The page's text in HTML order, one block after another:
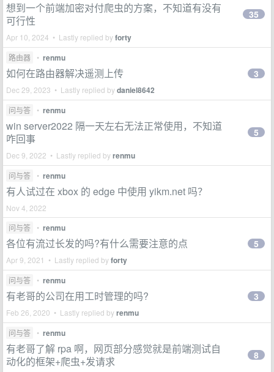
想到一个前端加密对付爬虫的方案，不知道有没有
可行性
Apr 10, 2024 • Lastly replied byforty
35
路由器 • renmu
如何在路由器解决遥测上传
Dec 29, 2023 • Lastly replied bydaniel8642
3
问与答 • renmu
win server2022 隔一天左右无法正常使用，不知道
咋回事
Dec 9, 2022 • Lastly replied byrenmu
5
问与答 • renmu
有人试过在 xbox 的 edge 中使用 yikm.net 吗？
Nov 4, 2022
问与答
• renmu
各位有流过长发的吗?有什么需要注意的点
Apr 9, 2021 • Lastly replied byforty
5
问与答 • renmu
有老哥的公司在用工时管理的吗?
Feb 26, 2020 • Lastly replied byrenmu
3
问与答 • renmu
有老哥了解 rpa 啊，网页部分感觉就是前端测试自
动化的框架+爬虫+发请求
8